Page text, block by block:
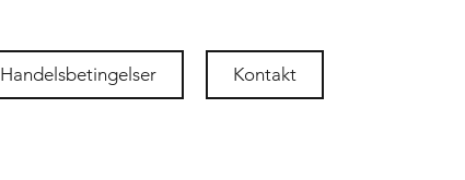
Handelsbetingelser Kontakt